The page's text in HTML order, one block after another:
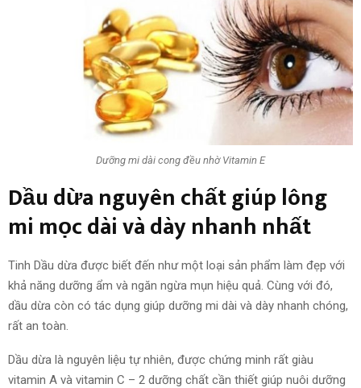
Dưỡng mi dài cong đều nhờ Vitamin E
Dầu dừa nguyên chất giúp lông
mi mọc dài và dày nhanh nhất
Tinh Dầu dừa được biết đến như một loại sản phẩm làm đẹp với
khả năng dưỡng ẩm và ngăn ngừa mụn hiệu quả. Cùng với đó,
dầu dừa còn có tác dụng giúp dưỡng mi dài và dày nhanh chóng,
rất an toàn.
Dầu dừa là nguyên liệu tự nhiên, được chứng minh rất giàu
vitamin A và vitamin C – 2 dưỡng chất cần thiết giúp nuôi dưỡng